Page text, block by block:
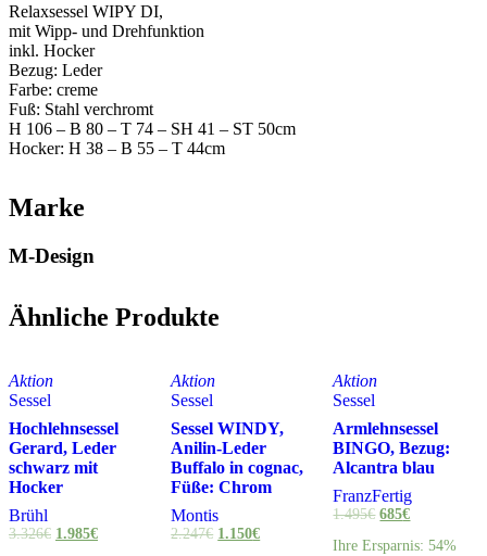
Relaxsessel WIPY DI,
mit Wipp- und Drehfunktion
inkl. Hocker
Bezug: Leder
Farbe: creme
Fuß: Stahl verchromt
H 106 – B 80 – T 74 – SH 41 – ST 50cm
Hocker: H 38 – B 55 – T 44cm
Marke
M-Design
Ähnliche Produkte
Aktion
Sessel
Hochlehnsessel
Gerard, Leder
schwarz mit
Hocker
Brühl
3.326€ 1.985€
Aktion
Sessel
Sessel WINDY,
Anilin-Leder
Buffalo in cognac,
Füße: Chrom
Montis
2.247€ 1.150€
Aktion
Sessel
Armlehnsessel
BINGO, Bezug:
Alcantra blau
FranzFertig
1.495€ 685€
Ihre Ersparnis: 54%